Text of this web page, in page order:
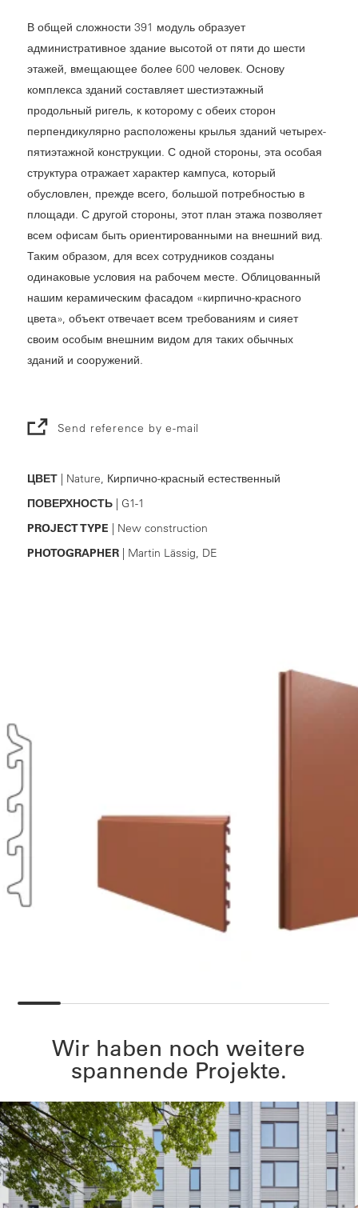
В общей сложности 391 модуль образует
административное здание высотой от пяти до шести
этажей, вмещающее более 600 человек. Основу
комплекса зданий составляет шестиэтажный
продольный ригель, к которому с обеих сторон
перпендикулярно расположены крылья зданий четырех-
пятиэтажной конструкции. С одной стороны, эта особая
структура отражает характер кампуса, который
обусловлен, прежде всего, большой потребностью в
площади. С другой стороны, этот план этажа позволяет
всем офисам быть ориентированными на внешний вид.
Таким образом, для всех сотрудников созданы
одинаковые условия на рабочем месте. Облицованный
нашим керамическим фасадом «кирпично-красного
цвета», объект отвечает всем требованиям и сияет
своим особым внешним видом для таких обычных
зданий и сооружений.
Send reference by e-mail
ЦВЕТ| Nature, Кирпично-красный естественный
ПОВЕРХНОСТЬ| G1-1
PROJECT TYPE | New construction
PHOTOGRAPHER| Martin Lässig, DE
Wir haben noch weitere
spannende Projekte.